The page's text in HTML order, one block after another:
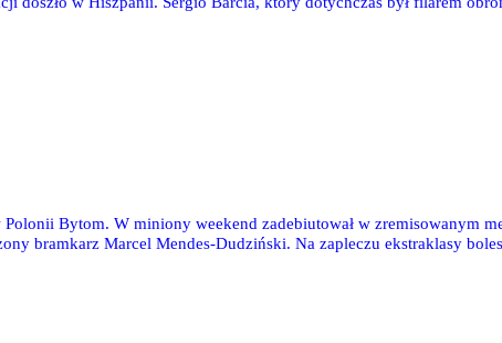
Bytom. W miniony weekend zadebiutował w zremisowanym
bramkarz Marcel Mendes-Dudziński. Na zapleczu ekstraklasy